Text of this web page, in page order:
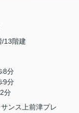
/13階建
8分
9分
分
ンス上前津プレ